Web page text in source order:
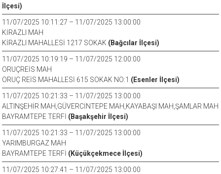
İlçesi)
11/07/2025 10:11:27 – 11/07/2025 13:00:00
KİRAZLI MAH
KİRAZLI MAHALLESİ 1217 SOKAK (Bağcılar İlçesi)
11/07/2025 10:19:19 – 11/07/2025 12:00:00
ORUÇREİS MAH
ORUÇ REİS MAHALLESİ 615 SOKAK NO:1 (Esenler İlçesi)
11/07/2025 10:21:33 – 11/07/2025 13:00:00
ALTINŞEHİR MAH,GÜVERCİNTEPE MAH,KAYABAŞI MAH,ŞAMLAR MAH
BAYRAMTEPE TERFİ (Başakşehir İlçesi)
11/07/2025 10:21:33 – 11/07/2025 13:00:00
YARIMBURGAZ MAH
BAYRAMTEPE TERFİ (Küçükçekmece İlçesi)
11/07/2025 10:27:41 – 11/07/2025 13:00:00